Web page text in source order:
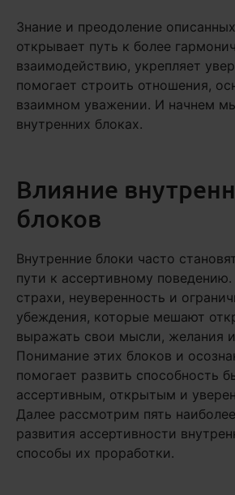
Знание и преодоление
открывает путь к более
взаимодействию, укрепляет
помогает строить отношения,
взаимном уважении. И начнем
внутренних блоках.
Влияние
блоков
Внутренние блоки часто
пути к ассертивному
страхи, неуверенность и
убеждения, которые мешают
выражать свои мысли, желания
Понимание этих блоков и
помогает развить способность
ассертивным, открытым и
Далее рассмотрим пять
развития ассертивности
способы их проработки.